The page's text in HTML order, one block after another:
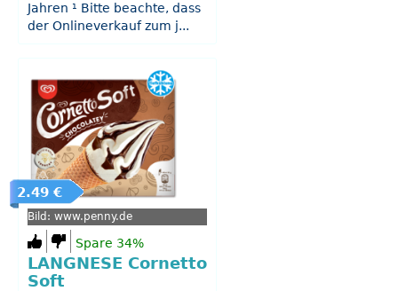
Jahren ¹ Bitte beachte, dass
der Onlineverkauf zum j...
2.49 €
Bild: www.penny.de
Spare 34%
LANGNESE Cornetto
Soft